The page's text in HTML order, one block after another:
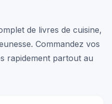
de livres de cuisine,
Commandez vos
rapidement partout au